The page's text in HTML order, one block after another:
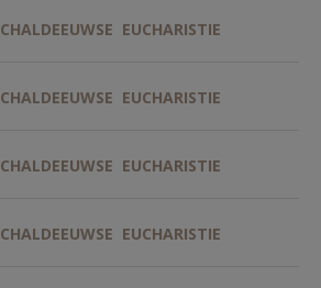
CHALDEEUWSE EUCHARISTIE
CHALDEEUWSE EUCHARISTIE
CHALDEEUWSE EUCHARISTIE
CHALDEEUWSE EUCHARISTIE